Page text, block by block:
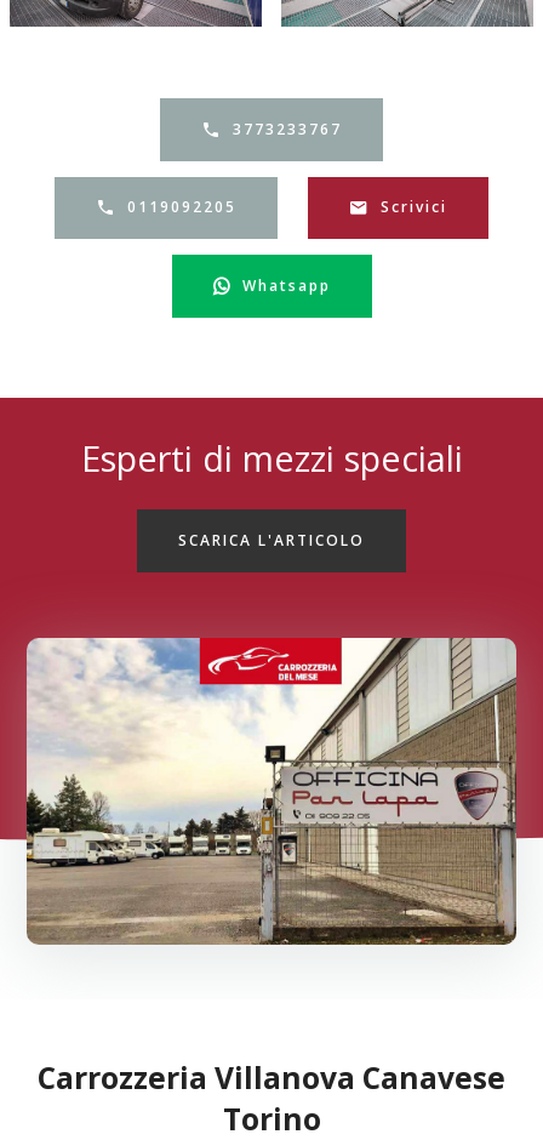
3773233767
0119092205 Scrivici
Whatsapp
Esperti di mezzi speciali
SCARICA L'ARTICOLO
Carrozzeria Villanova Canavese
Torino